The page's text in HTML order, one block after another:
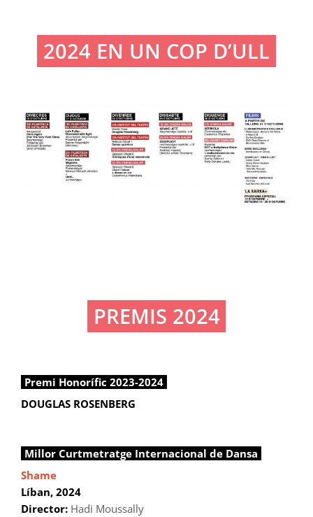
2024 EN UN COP D’ULL
PREMIS 2024
Premi Honorífic 2023-2024
DOUGLAS ROSENBERG
Millor Curtmetratge Internacional de Dansa
Shame
Líban, 2024
Director:Hadi Moussally